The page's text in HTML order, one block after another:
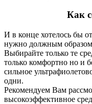
Как
И в конце хотелось бы
нужно должным образом
Выбирайте только те
только комфортно но и
сильное
одни.
Рекомендуем Вам
высокоэффективное